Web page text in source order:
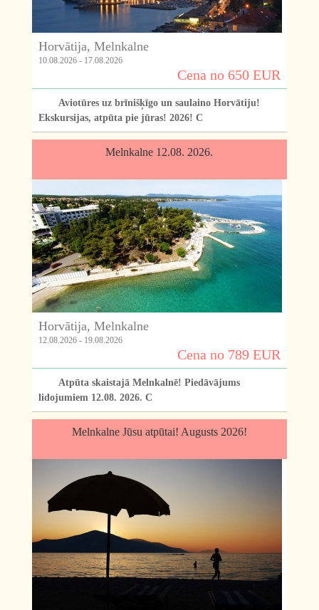
Horvātija, Melnkalne
10.08.2026 - 17.08.2026
Cena no 650 EUR
Aviotūres uz brīnišķīgo un saulaino Horvātiju!
Ekskursijas, atpūta pie jūras! 2026! C
Melnkalne 12.08. 2026.
Horvātija, Melnkalne
12.08.2026 - 19.08.2026
Cena no 789 EUR
Atpūta skaistajā Melnkalnē! Piedāvājums
lidojumiem 12.08. 2026. C
Melnkalne Jūsu atpūtai! Augusts 2026!